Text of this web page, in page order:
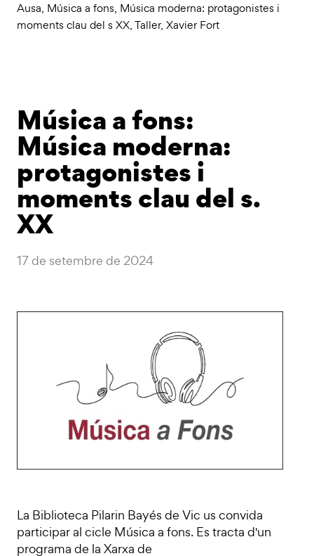
Ausa, Música a fons, Música moderna: protagonistes i
moments clau del s XX,Taller, Xavier Fort
Música a fons:
Música moderna:
protagonistes i
moments clau del s.
XX
17 de setembre de 2024
La Biblioteca Pilarin Bayés de Vic us convida
participar al cicle Música a fons. Es tracta d'un
programa de la Xarxa de